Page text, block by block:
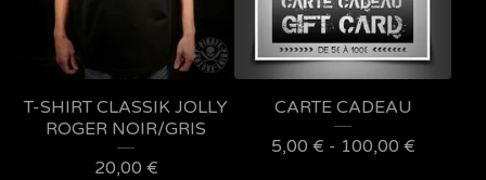
T-SHIRT CLASSIK JOLLY
ROGER NOIR/GRIS
20,00 €
CARTE CADEAU
5,00 € - 100,00 €